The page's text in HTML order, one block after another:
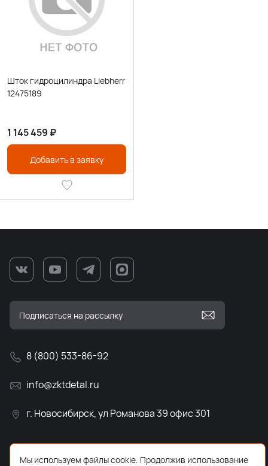
Шток гидроцилиндра Liebherr
12475189
1 145 459 ₽
Добавить в заявку
8 (800) 533-86-92
info@zktdetal.ru
г. Новосибирск, ул Романова 39 офис 301
Мы используем файлы cookie. Продолжив использование